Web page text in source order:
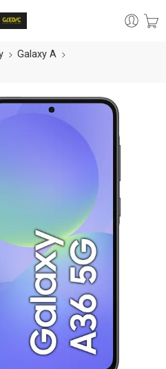
Galaxy A